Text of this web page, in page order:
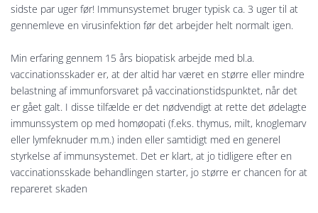
sidste par uger før! Immunsystemet bruger typisk ca. 3 uger til at
gennemleve en virusinfektion før det arbejder helt normalt igen.
Min erfaring gennem 15 års biopatisk arbejde med bl.a.
vaccinationsskader er, at der altid har været en større eller mindre
belastning af immunforsvaret på vaccinationstidspunktet, når det
er gået galt. I disse tilfælde er det nødvendigt at rette det ødelagte
immunssystem op med homøopati (f.eks. thymus, milt, knoglemarv
eller lymfeknuder m.m.) inden eller samtidigt med en generel
styrkelse af immunsystemet. Det er klart, at jo tidligere efter en
vaccinationsskade behandlingen starter, jo større er chancen for at
repareret skaden